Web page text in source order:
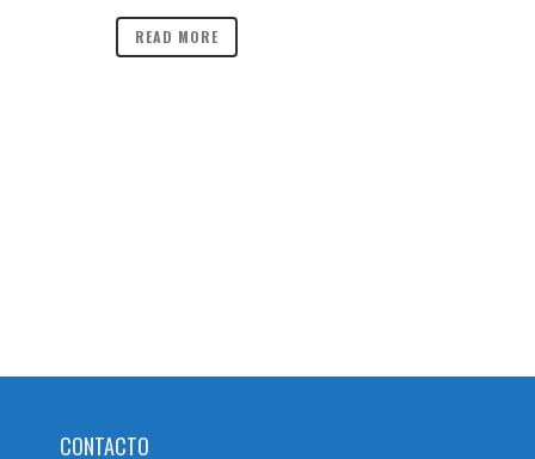
READ MORE
CONTACTO